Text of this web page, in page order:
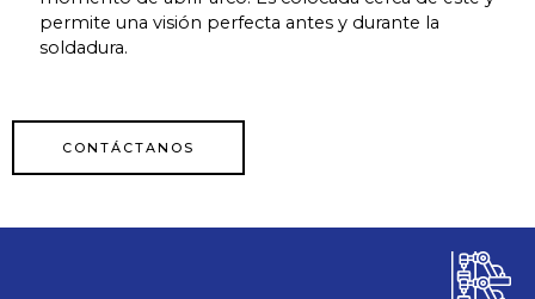
permite una visión perfecta antes y durante la
soldadura.
CONTÁCTANOS